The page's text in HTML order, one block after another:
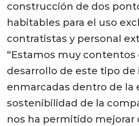
construcción de dos
habitables para el uso
contratistas y personal
“Estamos muy contentos
desarrollo de este tipo de
enmarcadas dentro de la
sostenibilidad de la
nos ha permitido mejorar